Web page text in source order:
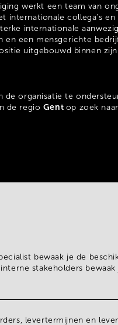
werkt een team van
internationale collega's en
internationale
en een mensgerichte
uitgebouwd binnen
de organisatie te
de regio Gent op zoek
bewaak je de
stakeholders
levertermijnen en